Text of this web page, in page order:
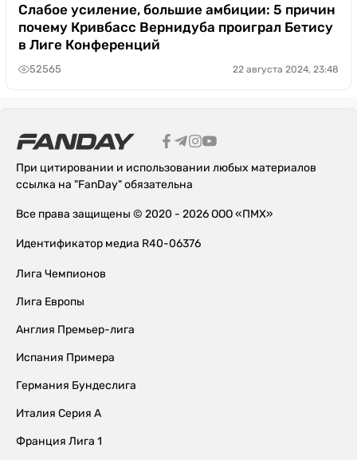
Слабое усиление, большие амбиции: 5 причин
почему Кривбасс Вернидуба проиграл Бетису
в Лиге Конференций
52565 22 августа 2024, 23:48
При цитировании и использовании любых материалов
ссылка на "FanDay" обязательна
Все права защищены © 2020 - 2026 ООО «ПМХ»
Идентификатор медиа R40-06376
Лига Чемпионов
Лига Европы
Англия Премьер-лига
Испания Примера
Германия Бундеслига
Италия Серия А
Франция Лига 1